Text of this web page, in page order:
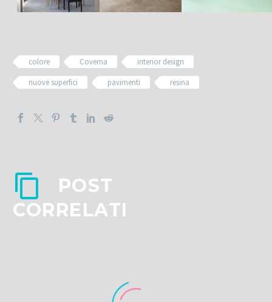
colore Covema
interior design
nuove superfici
pavimenti resina
POST
CORRELATI